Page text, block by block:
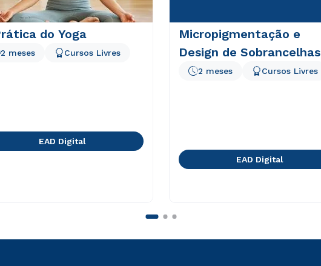
do Yoga
2 meses Cursos Livres
EAD Digital
Micropigmentação e
Design de Sobrancelhas
2 meses Cursos Livres
EAD Digital